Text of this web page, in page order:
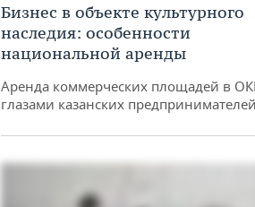
Бизнес в объекте культурного
наследия: особенности
национальной аренды
Аренда коммерческих площадей в
глазами казанских предпринимателей